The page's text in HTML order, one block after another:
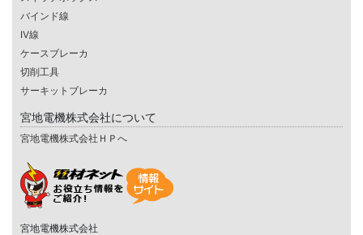
バインド線
IV線
ケースブレーカ
切削工具
サーキットブレーカ
宮地電機株式会社について
宮地電機株式会社ＨＰへ
宮地電機株式会社